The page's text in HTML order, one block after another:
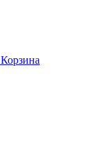
Корзина